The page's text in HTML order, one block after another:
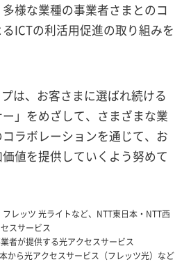
様な業種の事業者さまとのコ
ICTの利活用促進の取り組みを
は、お客さまに選ばれ続ける
ー」をめざして、さまざまな業
ラボレーションを通じて、お
値を提供していくよう努めて
レッツ 光ライトなど、NTT東日本・NTT西
スサービス
者が提供する光アクセスサービス
から光アクセスサービス（フレッツ光）など